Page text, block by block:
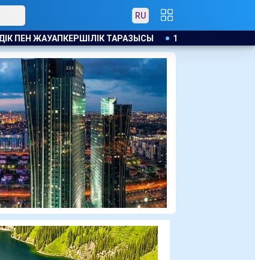
RU
17 МЛН ЕУРО ЖАЛАҚЫ МЕН ЖЕР ТЕЛІМІ: САЛАХ